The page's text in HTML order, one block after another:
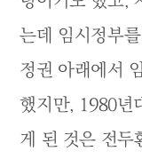
는데 임시정부
정권 아래에서
했지만, 1980년
게 된 것은 전두